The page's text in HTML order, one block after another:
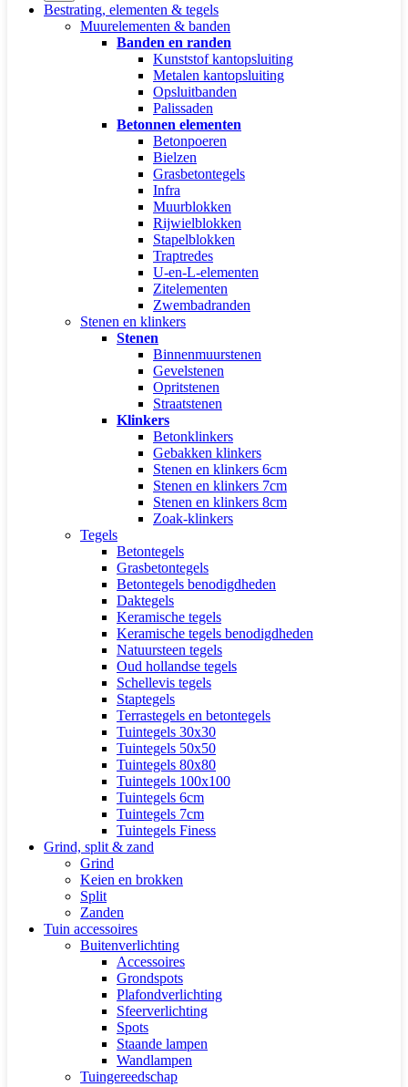
Bestrating, elementen & tegels
Muurelementen & banden
Banden en randen
Kunststof kantopsluiting
Metalen kantopsluiting
Opsluitbanden
Palissaden
Betonnen elementen
Betonpoeren
Bielzen
Grasbetontegels
Infra
Muurblokken
Rijwielblokken
Stapelblokken
Traptredes
U-en-L-elementen
Zitelementen
Zwembadranden
Stenen en klinkers
Stenen
Binnenmuurstenen
Gevelstenen
Opritstenen
Straatstenen
Klinkers
Betonklinkers
Gebakken klinkers
Stenen en klinkers 6cm
Stenen en klinkers 7cm
Stenen en klinkers 8cm
Zoak-klinkers
Tegels
Betontegels
Grasbetontegels
Betontegels benodigdheden
Daktegels
Keramische tegels
Keramische tegels benodigdheden
Natuursteen tegels
Oud hollandse tegels
Schellevis tegels
Staptegels
Terrastegels en betontegels
Tuintegels 30x30
Tuintegels 50x50
Tuintegels 80x80
Tuintegels 100x100
Tuintegels 6cm
Tuintegels 7cm
Tuintegels Finess
Grind, split & zand
Grind
Keien en brokken
Split
Zanden
Tuin accessoires
Buitenverlichting
Accessoires
Grondspots
Plafondverlichting
Sfeerverlichting
Spots
Staande lampen
Wandlampen
Tuingereedschap